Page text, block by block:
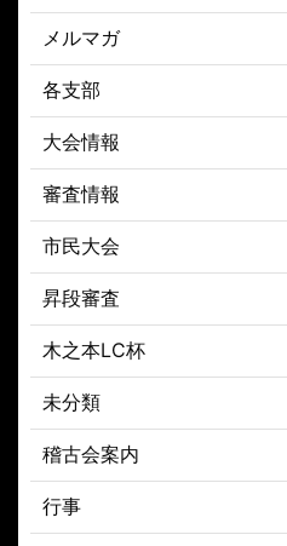
メルマガ
各支部
大会情報
審査情報
市民大会
昇段審査
木之本LC杯
未分類
稽古会案内
行事